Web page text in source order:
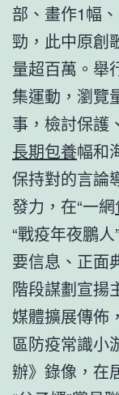
部、畫作1幅
勁，此中原創
量超百萬。舉
集運動，瀏覽
事，檢討保護
長期包養幅和
保持對的言論
發力，在“一網
“戰疫年夜鵬
要信息、正面
階段謀劃宣揚
媒體擴展傳佈
區防疫常識小
辦》錄像，在